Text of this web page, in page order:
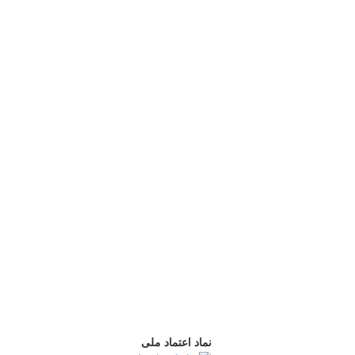
نماد اعتماد ملی